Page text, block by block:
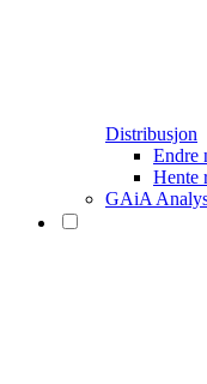
Distribusjon
Endre
Hente
GAiA